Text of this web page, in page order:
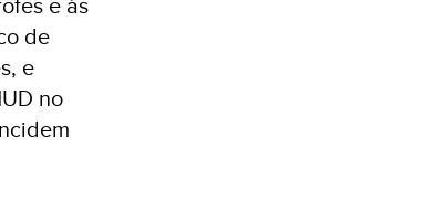
de
e
no